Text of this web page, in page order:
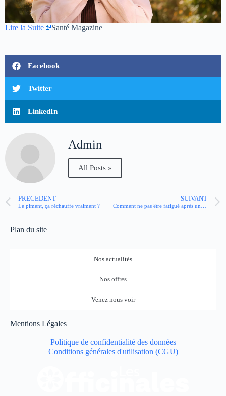
Lire la Suite Santé Magazine
Facebook
Twitter
LinkedIn
Admin
All Posts »
PRÉCÉDENT
Le piment, ça réchauffe vraiment ?
SUIVANT
Plan du site
Nos actualités
Nos offres
Venez nous voir
Mentions Légales
Politique de confidentialité des données
Conditions générales d'utilisation (CGU)